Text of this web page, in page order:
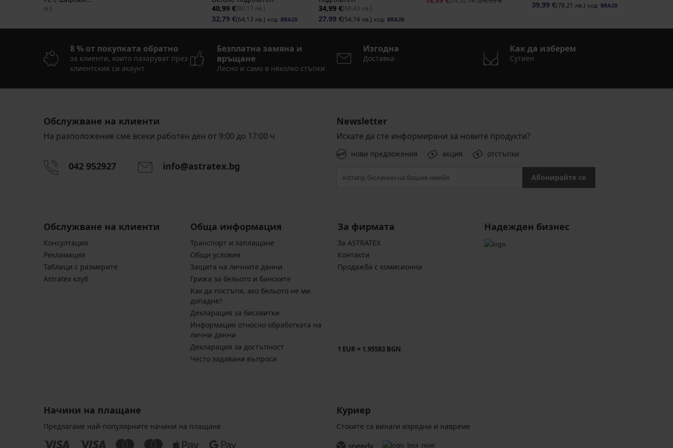
части
(31,27 лв.)
40,99 €(80,17 лв.)
32,79 €(64,13 лв.) код: BRA20
34,99 €(68,43 лв.)
27,99 €(54,74 лв.) код: BRA20
39,99 €(78,21 лв.) код: BRA20
8 % от покупката обратно
за клиенти, които пазаруват през
клиентския си акаунт
Безплатна замяна и
връщане
Лесно и само в няколко стъпки
Изгодна
Доставка
Как да изберем
Сутиен
Обслужване на клиенти
На разположение сме всеки работен ден от 9:00 до 17:00 ч
042 952927 info@astratex.bg
Newsletter
Искате да сте информирани за новите продукти?
нови предложения акция отстъпки
Абонирайте се
Обслужване на клиенти
Консултация
Pекламация
Таблици с размерите
Astratex клуб
Обща информация
Транспорт и заплащане
Общи условия
Защита на личните данни
Грижа за бельото и банските
Kак да постъпя, ако бельото не ми
допадне?
Декларация за бисквитки
Информация относно обработката на
лични данни
Декларация за достъпност
Често задавани въпроси
За фирмата
За ASTRATEX
Контакти
Продажба с комисионна
1 EUR = 1.95583 BGN
Надежден бизнес
Начини на плащане
Предлагаме най-популярните начини на плащане
Куриер
Стоките са винаги изрядни и навреме